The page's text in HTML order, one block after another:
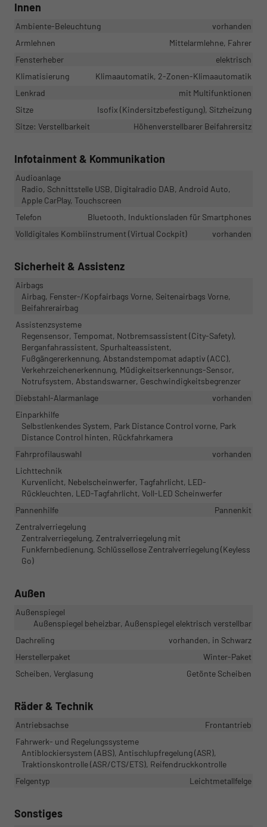
Innen
Ambiente-Beleuchtung
vorhanden
Armlehnen
Mittelarmlehne, Fahrer
Fensterheber
elektrisch
Klimatisierung
Klimaautomatik, 2-Zonen-Klimaautomatik
Lenkrad
mit Multifunktionen
Sitze
Isofix (Kindersitzbefestigung), Sitzheizung
Sitze: Verstellbarkeit
Höhenverstellbarer Beifahrersitz
Infotainment & Kommunikation
Audioanlage
Radio, Schnittstelle USB, Digitalradio DAB, Android Auto,
Apple CarPlay, Touchscreen
Telefon
Bluetooth, Induktionsladen für Smartphones
Volldigitales Kombiinstrument (Virtual Cockpit)
vorhanden
Sicherheit & Assistenz
Airbags
Airbag, Fenster-/Kopfairbags Vorne, Seitenairbags Vorne,
Beifahrerairbag
Assistenzsysteme
Regensensor, Tempomat, Notbremsassistent (City-Safety),
Berganfahrassistent, Spurhalteassistent,
Fußgängererkennung, Abstandstempomat adaptiv (ACC),
Verkehrzeichenerkennung, Müdigkeitserkennungs-Sensor,
Notrufsystem, Abstandswarner, Geschwindigkeitsbegrenzer
Diebstahl-Alarmanlage
vorhanden
Einparkhilfe
Selbstlenkendes System, Park Distance Control vorne, Park
Distance Control hinten, Rückfahrkamera
Fahrprofilauswahl
vorhanden
Lichttechnik
Kurvenlicht, Nebelscheinwerfer, Tagfahrlicht, LED-
Rückleuchten, LED-Tagfahrlicht, Voll-LED Scheinwerfer
Pannenhilfe
Pannenkit
Zentralverriegelung
Zentralverriegelung, Zentralverriegelung mit
Funkfernbedienung, Schlüssellose Zentralverriegelung (Keyless
Go)
Außen
Außenspiegel
Außenspiegel beheizbar, Außenspiegel elektrisch verstellbar
Dachreling
vorhanden, in Schwarz
Herstellerpaket
Winter-Paket
Scheiben, Verglasung
Getönte Scheiben
Räder & Technik
Antriebsachse
Frontantrieb
Fahrwerk- und Regelungssysteme
Antiblockiersystem (ABS), Antischlupfregelung (ASR),
Traktionskontrolle (ASR/CTS/ETS), Reifendruckkontrolle
Felgentyp
Leichtmetallfelge
Sonstiges